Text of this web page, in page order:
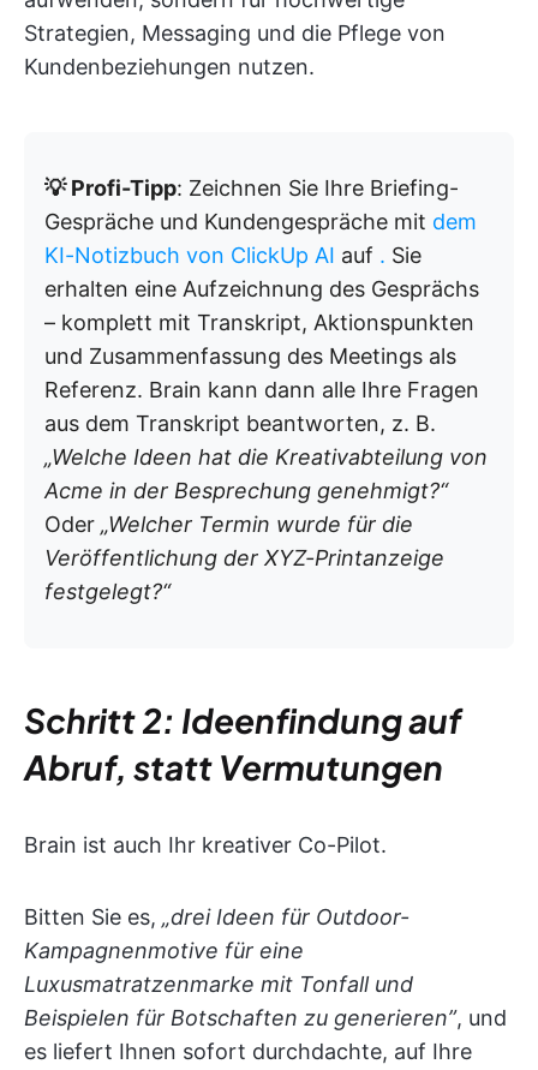
Strategien, Messaging und die Pflege von
Kundenbeziehungen nutzen.
💡 Profi-Tipp: Zeichnen Sie Ihre Briefing-
Gespräche und Kundengespräche mit dem
KI-Notizbuch von ClickUp AI auf . Sie
erhalten eine Aufzeichnung des Gesprächs
– komplett mit Transkript, Aktionspunkten
und Zusammenfassung des Meetings als
Referenz. Brain kann dann alle Ihre Fragen
aus dem Transkript beantworten, z. B.
„Welche Ideen hat die Kreativabteilung von
Acme in der Besprechung genehmigt?“
Oder „Welcher Termin wurde für die
Veröffentlichung der XYZ-Printanzeige
festgelegt?“
Schritt 2: Ideenfindung auf
Abruf, statt Vermutungen
Brain ist auch Ihr kreativer Co-Pilot.
Bitten Sie es, „drei Ideen für Outdoor-
Kampagnenmotive für eine
Luxusmatratzenmarke mit Tonfall und
Beispielen für Botschaften zu generieren”, und
es liefert Ihnen sofort durchdachte, auf Ihre